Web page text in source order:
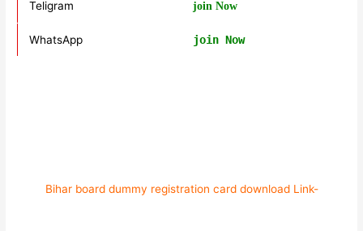
Teligram join Now
WhatsApp join Now
Bihar board dummy registration card download Link-